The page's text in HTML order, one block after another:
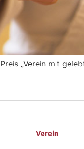
„Verein mit
Verein